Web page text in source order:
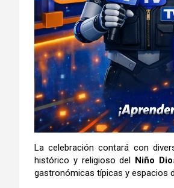
La celebración contará con
histórico y religioso del Niño
gastronómicas típicas y espacios